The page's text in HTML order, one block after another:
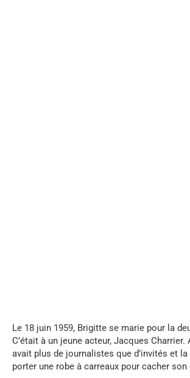
Le 18 juin 1959, Brigitte se marie pour la
C’était à un jeune acteur, Jacques Charrier.
avait plus de journalistes que d’invités et la
porter une robe à carreaux pour cacher son